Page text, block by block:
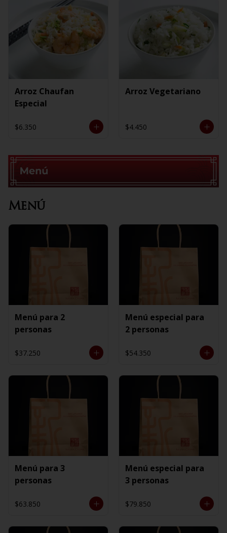
Arroz Chaufan
Especial
$6.350
Arroz Vegetariano
$4.450
Menú
Menú para 2
personas
$37.250
Menú especial para
2 personas
$54.350
Menú para 3
personas
$63.850
Menú especial para
3 personas
$79.850